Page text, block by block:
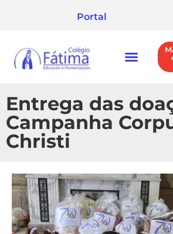
Portal
Entrega das
Campanha
Christi